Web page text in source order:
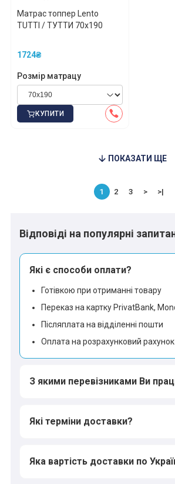
Матрас топпер Lento
TUTTI / ТУТТИ 70x190
1724₴
Розмір матрацу
КУПИТИ
ПОКАЗАТИ ЩЕ
1 2 3 > >|
Відповіді на популярні
Які є способи оплати?
Готівкою при отриманні товару
Переказ на картку PrivatBank,
Післяплата на відділенні пошти
Оплата на розрахунковий
З якими перевізниками Ви
Які терміни доставки?
Яка вартість доставки по
*
*